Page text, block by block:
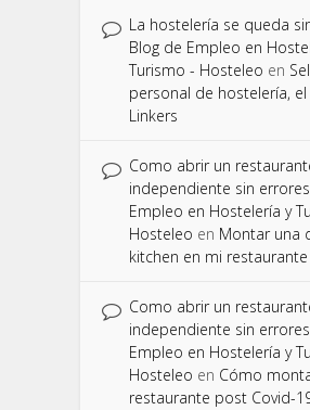
La hostelería se queda
Blog de Empleo en
Turismo - Hosteleo en
personal de hostelería,
Linkers
Como abrir un
independiente sin
Empleo en Hostelería y
Hosteleo en Montar una
kitchen en mi restaurante
Como abrir un
independiente sin
Empleo en Hostelería y
Hosteleo en Cómo
restaurante post Covid-